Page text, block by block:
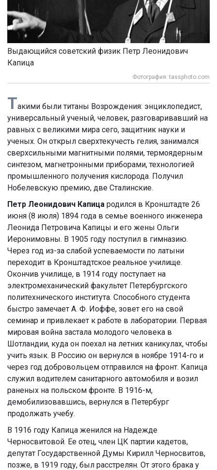
Выдающийся советский физик Петр Леонидович
Капица
Фотография: tassphoto.com
Такими были титаны Возрождения: энциклопедист,
универсальный ученый, человек, разговаривавший на
равных с великими мира сего, защитник науки и
ученых. Он открыл сверхтекучесть гелия, занимался
сверхсильными магнитными полями, термоядерным
синтезом, магнетронными приборами, технологией
промышленного получения кислорода. Получил
Нобелевскую премию, две Сталинские.
Петр Леонидович Капица родился в Кронштадте 26
июня (8 июля) 1894 года в семье военного инженера
Леонида Петровича Капицы и его жены Ольги
Иеронимовны. В 1905 году поступил в гимназию.
Через год из-за слабой успеваемости по латыни
переходит в Кронштадтское реальное училище.
Окончив училище, в 1914 году поступает на
электромеханический факультет Петербургского
политехнического института. Способного студента
быстро замечает А. Ф. Иоффе, зовет его на свой
семинар и привлекает к работе в лаборатории. Первая
мировая война застала молодого человека в
Шотландии, куда он поехал на летних каникулах, чтобы
учить язык. В Россию он вернулся в ноябре 1914-го и
через год добровольцем отправился на фронт. Капица
служил водителем санитарного автомобиля и возил
раненых на польском фронте. В 1916-м,
демобилизовавшись, вернулся в Петербург
продолжать учебу.
В 1916 году Капица женился на Надежде
Черносвитовой. Ее отец, член ЦК партии кадетов,
депутат Государственной Думы Кирилл Черносвитов,
позже, в 1919 году, был расстрелян. От этого брака у